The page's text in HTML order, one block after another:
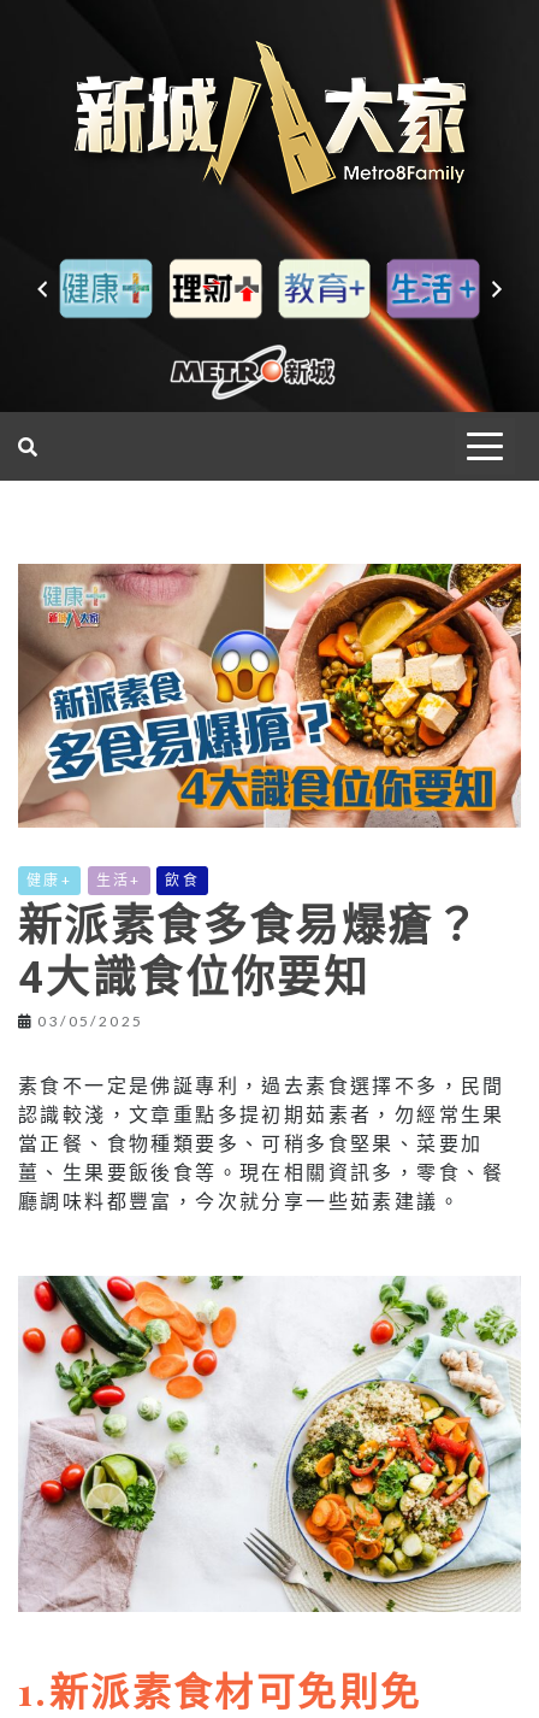
健康+ 生活+ 飲食
新派素食多食易爆瘡？
4大識食位你要知
03/05/2025
素食不一定是佛誕專利，過去素食選擇不多，民間
認識較淺，文章重點多提初期茹素者，勿經常生果
當正餐、食物種類要多、可稍多食堅果、菜要加
薑、生果要飯後食等。現在相關資訊多，零食、餐
廳調味料都豐富，今次就分享一些茹素建議。
1.新派素食材可免則免